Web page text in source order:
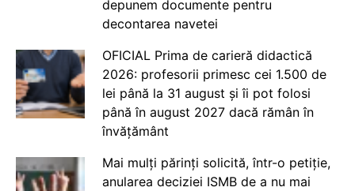
depunem documente pentru
decontarea navetei
OFICIAL Prima de carieră didactică
2026: profesorii primesc cei 1.500 de
lei până la 31 august și îi pot folosi
până în august 2027 dacă rămân în
învățământ
Mai mulți părinți solicită, într-o petiție,
anularea deciziei ISMB de a nu mai